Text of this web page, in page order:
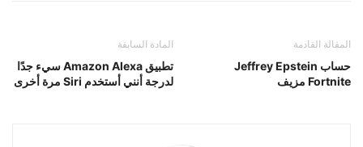
المادة السابقة
تطبيق Amazon Alexa سيء جدًا
لدرجة أنني أستخدم Siri مرة أخرى
المقالة القادمة
حساب Jeffrey Epstein
Fortnite مزيف